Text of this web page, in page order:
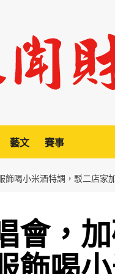
藝文 賽事
喝小米酒特調，駁二店家
會，